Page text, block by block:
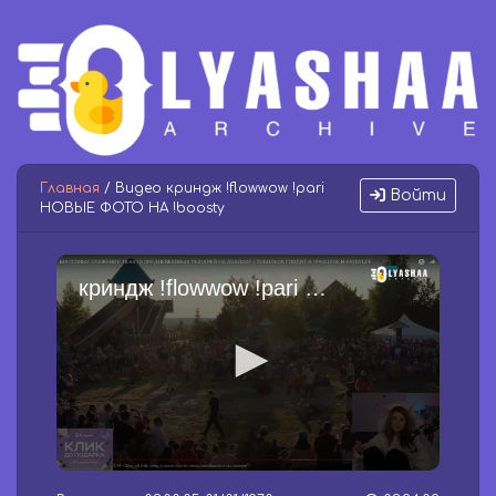
Войти
Главная / Видео криндж !flowwow !pari
НОВЫЕ ФОТО НА !boosty
криндж !flowwow !pari НОВЫЕ ФОТО НА !boosty